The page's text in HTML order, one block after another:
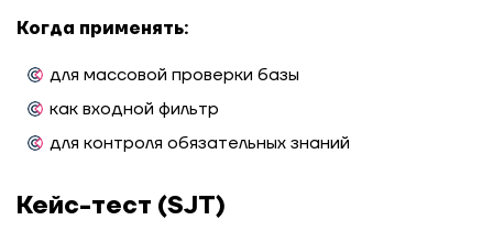
Когда применять:
для массовой проверки базы
как входной фильтр
для контроля обязательных знаний
Кейс-тест (SJT)